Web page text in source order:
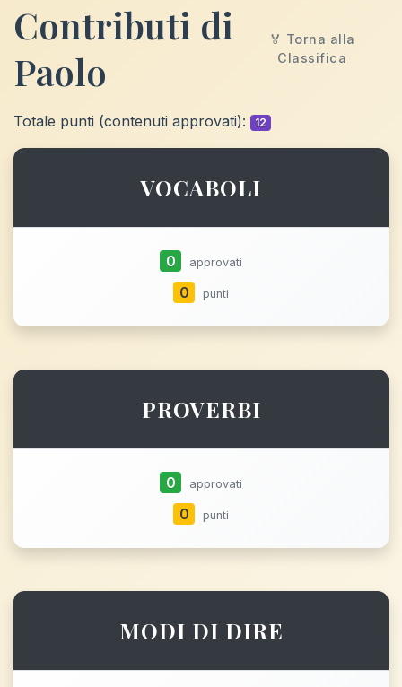
Contributi di
Paolo
🏅 Torna alla
Classifica
Totale punti (contenuti approvati): 12
VOCABOLI
0 approvati
0 punti
PROVERBI
0 approvati
0 punti
MODI DI DIRE